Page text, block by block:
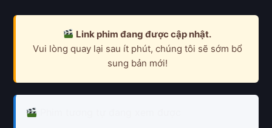
Link phim đang được cập nhật.
Vui lòng quay lại sau ít phút, chúng tôi sẽ sớm bổ
sung bản mới!